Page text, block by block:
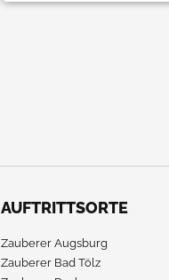
AUFTRITTSORTE
Zauberer Augsburg
Zauberer Bad Tölz